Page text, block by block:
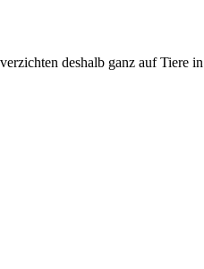
deshalb ganz auf Tiere